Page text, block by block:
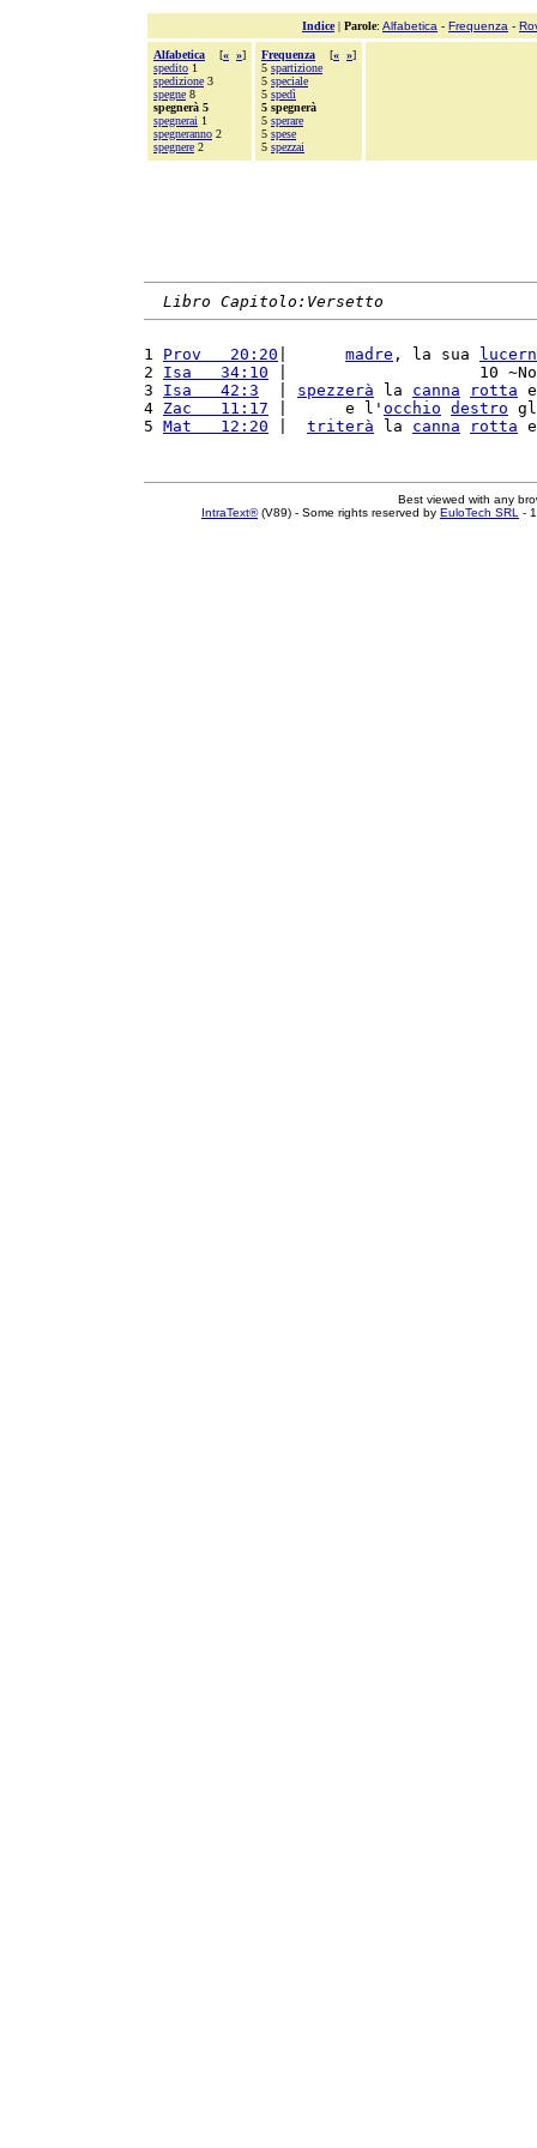
Indice| Parole: Alfabetica - Frequenza -
Alfabetica [« »]
spedito 1
spedizione 3
spegne 8
spegnerà 5
spegnerai 1
spegneranno 2
spegnere 2
Frequenza [« »]
5 spartizione
5 speciale
5 spedì
5 spegnerà
5 sperare
5 spese
5 spezzai
Libro Capitolo:Versetto
1 Prov   20:20 madre , la sua
2 Isa   34:10 |                    10
3 Isa   42:3 spezzerà la canna rotta
4 Zac   11:17 |      e l' occhio destro
5 Mat   12:20 triterà la canna rotta
Best viewed with any
IntraText®(V89) - Some rights reserved by EuloTech SRL -